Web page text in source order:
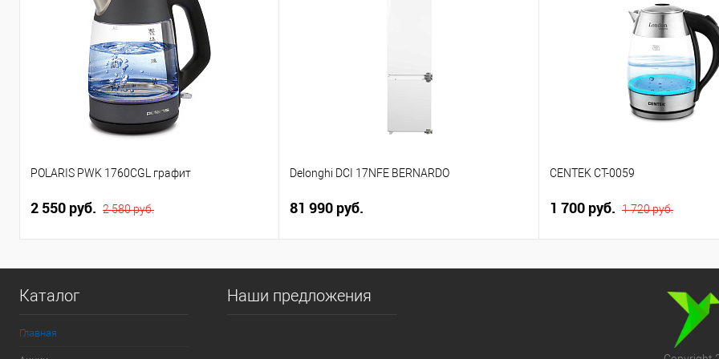
POLARIS PWK 1760CGL графит
2 550 руб. 2 580 руб.
Delonghi DCI 17NFE BERNARDO
81 990 руб.
CENTEK CT-0059
1 700 руб. 1 720 руб.
Каталог
Главная
Наши предложения